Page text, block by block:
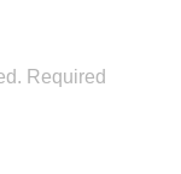
Required